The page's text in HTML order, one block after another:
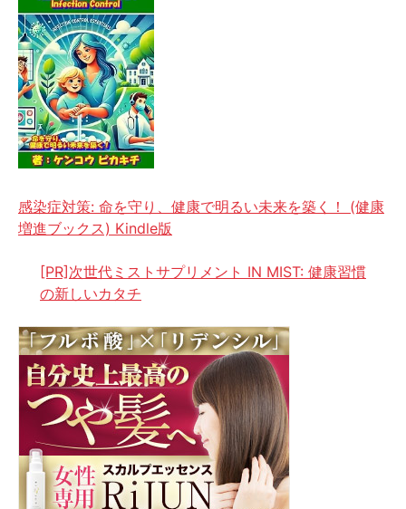
感染症対策: 命を守り、健康で明るい未来を築く！ (健康
増進ブックス) Kindle版
[PR]次世代ミストサプリメント IN MIST: 健康習慣
の新しいカタチ